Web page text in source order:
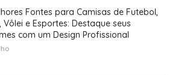
Fontes para Camisas de Futebol,
Vôlei e Esportes: Destaque seus
com um Design Profissional